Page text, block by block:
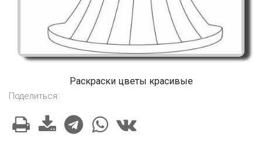
Раскраски цветы красивые
Поделиться: